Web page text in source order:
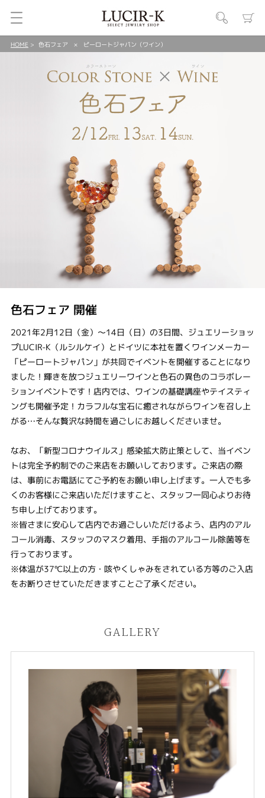
HOME 色石フェア × ピーロートジャパン（ワイン）
色石フェア 開催
2021年2月12日（金）～14日（日）の3日間、ジュエリーショッ
プLUCIR-K（ルシルケイ）とドイツに本社を置くワインメーカー
「ピーロートジャパン」が共同でイベントを開催することになり
ました！輝きを放つジュエリーワインと色石の異色のコラボレー
ションイベントです！店内では、ワインの基礎講座やテイスティ
ングも開催予定！カラフルな宝石に癒されながらワインを召し上
がる…そんな贅沢な時間を過ごしにお越しくださいませ。
なお、「新型コロナウイルス」感染拡大防止策として、当イベン
トは完全予約制でのご来店をお願いしております。ご来店の際
は、事前にお電話にてご予約をお願い申し上げます。一人でも多
くのお客様にご来店いただけますこと、スタッフ一同心よりお待
ち申し上げております。
※皆さまに安心して店内でお過ごしいただけるよう、店内のアル
コール消毒、スタッフのマスク着用、手指のアルコール除菌等を
行っております。
※体温が37℃以上の方・咳やくしゃみをされている方等のご入店
をお断りさせていただきますことご了承ください。
GALLERY